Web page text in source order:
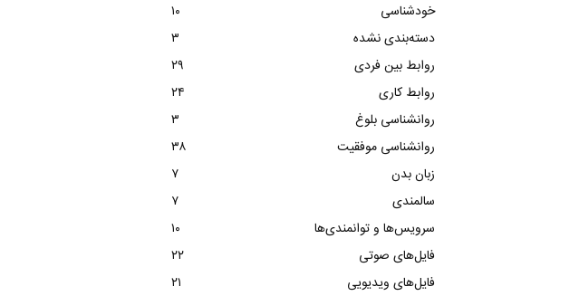
خودشناسی
۱۰
دسته‌بندی نشده
۳
روابط بین فردی
۲۹
روابط کاری
۲۴
روانشناسی بلوغ
۳
روانشناسی موفقیت
۳۸
زبان بدن
۷
سالمندی
۷
سرویس‌ها و توانمندی‌ها
۱۰
فایل‌های صوتی
۲۲
فایل‌های ویدیویی
۲۱